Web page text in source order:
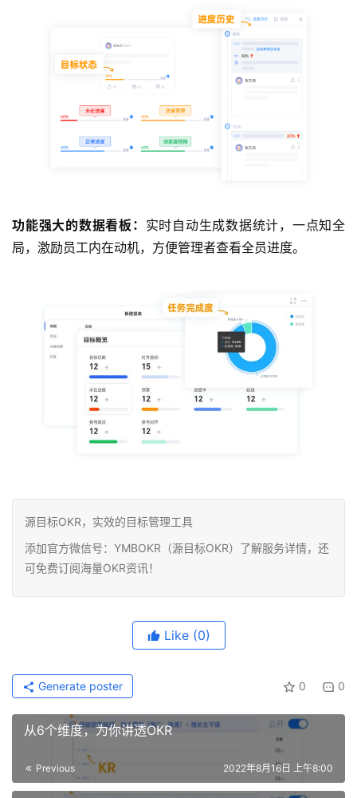
功能强大的数据看板： 实时自动生成数据统计，一点知全
局，激励员工内在动机，方便管理者查看全员进度。
源目标OKR，实效的目标管理工具
添加官方微信号：YMBOKR（源目标OKR）了解服务详情，还
可免费订阅海量OKR资讯！
Like (0)
0 0
Generate poster
从6个维度，为你讲透OKR
Previous 2022年8月16日 上午8:00